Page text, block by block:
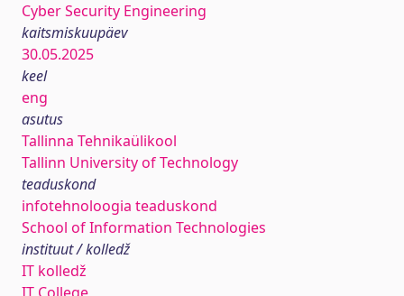
Cyber Security Engineering
kaitsmiskuupäev
30.05.2025
keel
eng
asutus
Tallinna Tehnikaülikool
Tallinn University of Technology
teaduskond
infotehnoloogia teaduskond
School of Information Technologies
instituut / kolledž
IT kolledž